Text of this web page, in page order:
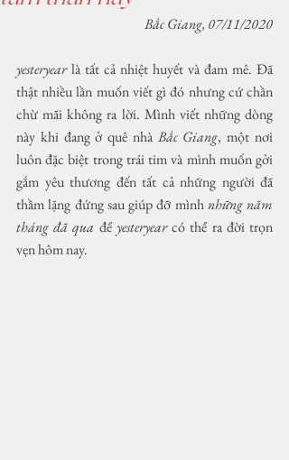
Bắc Giang, 07/11/2020
yesteryear là tất cả nhiệt huyết và đam mê. Đã
thật nhiều lần muốn viết gì đó nhưng cứ chần
chừ mãi không ra lời. Mình viết những dòng
này khi đang ở quê nhà Bắc Giang, một nơi
luôn đặc biệt trong trái tim và mình muốn gởi
gắm yêu thương đến tất cả những người đã
thầm lặng đứng sau giúp đỡ mình những năm
tháng đã qua để yesteryear có thể ra đời trọn
vẹn hôm nay.